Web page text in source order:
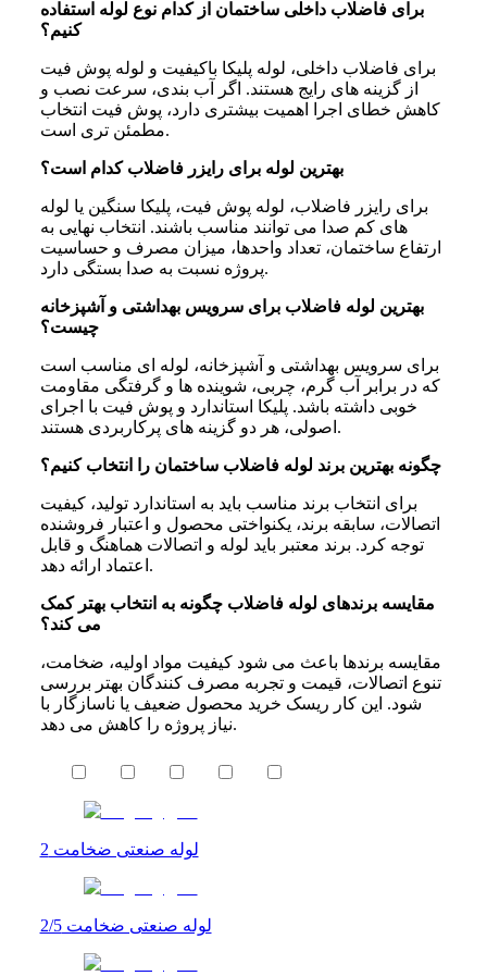
برای فاضلاب داخلی ساختمان از کدام نوع لوله استفاده
کنیم؟
برای فاضلاب داخلی، لوله پلیکا باکیفیت و لوله پوش فیت
از گزینه های رایج هستند. اگر آب بندی، سرعت نصب و
کاهش خطای اجرا اهمیت بیشتری دارد، پوش فیت انتخاب
مطمئن تری است.
بهترین لوله برای رایزر فاضلاب کدام است؟
برای رایزر فاضلاب، لوله پوش فیت، پلیکا سنگین یا لوله
های کم صدا می توانند مناسب باشند. انتخاب نهایی به
ارتفاع ساختمان، تعداد واحدها، میزان مصرف و حساسیت
پروژه نسبت به صدا بستگی دارد.
بهترین لوله فاضلاب برای سرویس بهداشتی و آشپزخانه
چیست؟
برای سرویس بهداشتی و آشپزخانه، لوله ای مناسب است
که در برابر آب گرم، چربی، شوینده ها و گرفتگی مقاومت
خوبی داشته باشد. پلیکا استاندارد و پوش فیت با اجرای
اصولی، هر دو گزینه های پرکاربردی هستند.
چگونه بهترین برند لوله فاضلاب ساختمان را انتخاب کنیم؟
برای انتخاب برند مناسب باید به استاندارد تولید، کیفیت
اتصالات، سابقه برند، یکنواختی محصول و اعتبار فروشنده
توجه کرد. برند معتبر باید لوله و اتصالات هماهنگ و قابل
اعتماد ارائه دهد.
مقایسه برندهای لوله فاضلاب چگونه به انتخاب بهتر کمک
می کند؟
مقایسه برندها باعث می شود کیفیت مواد اولیه، ضخامت،
تنوع اتصالات، قیمت و تجربه مصرف کنندگان بهتر بررسی
شود. این کار ریسک خرید محصول ضعیف یا ناسازگار با
نیاز پروژه را کاهش می دهد.
لوله صنعتی ضخامت 2
لوله صنعتی ضخامت 2/5